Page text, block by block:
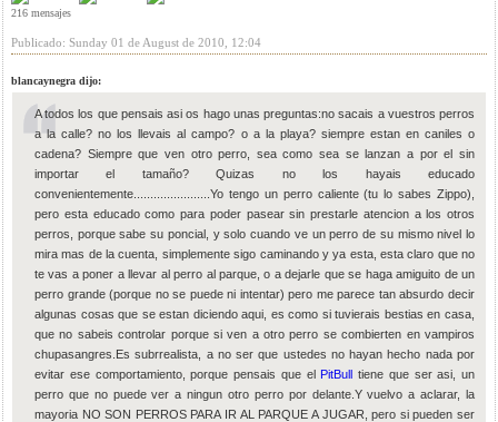
216 mensajes
Publicado: Sunday 01 de August de 2010, 12:04
blancaynegra dijo:
A todos los que pensais asi os hago unas preguntas:no sacais a vuestros perros
a la calle? no los llevais al campo? o a la playa? siempre estan en caniles o
cadena? Siempre que ven otro perro, sea como sea se lanzan a por el sin
importar el tamaño? Quizas no los hayais educado
convenientemente.......................Yo tengo un perro caliente (tu lo sabes Zippo),
pero esta educado como para poder pasear sin prestarle atencion a los otros
perros, porque sabe su poncial, y solo cuando ve un perro de su mismo nivel lo
mira mas de la cuenta, simplemente sigo caminando y ya esta, esta claro que no
te vas a poner a llevar al perro al parque, o a dejarle que se haga amiguito de un
perro grande (porque no se puede ni intentar) pero me parece tan absurdo decir
algunas cosas que se estan diciendo aqui, es como si tuvierais bestias en casa,
que no sabeis controlar porque si ven a otro perro se combierten en vampiros
chupasangres.Es subrrealista, a no ser que ustedes no hayan hecho nada por
evitar ese comportamiento, porque pensais que el PitBull tiene que ser asi, un
perro que no puede ver a ningun otro perro por delante.Y vuelvo a aclarar, la
mayoria NO SON PERROS PARA IR AL PARQUE A JUGAR, pero si pueden ser